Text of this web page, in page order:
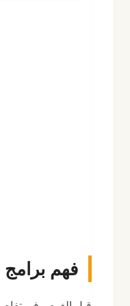
فهم برامج